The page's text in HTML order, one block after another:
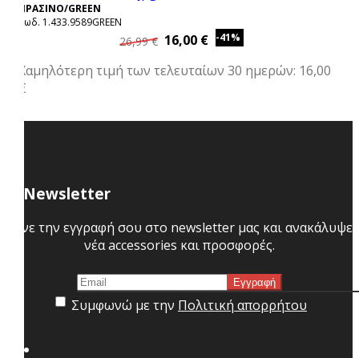
ΠΡΑΣΙΝΟ/GREEN
Κωδ. 1.433.9589GREEN
26,99 € 16,00 € -41%
Χαμηλότερη τιμή των τελευταίων 30 ημερών: 16,00
€
Newsletter
Κάνε την εγγραφή σου στο newsletter μας και ανακάλυψε
νέα accessories και προσφορές.
Συμφωνώ με την Πολιτική απορρήτου